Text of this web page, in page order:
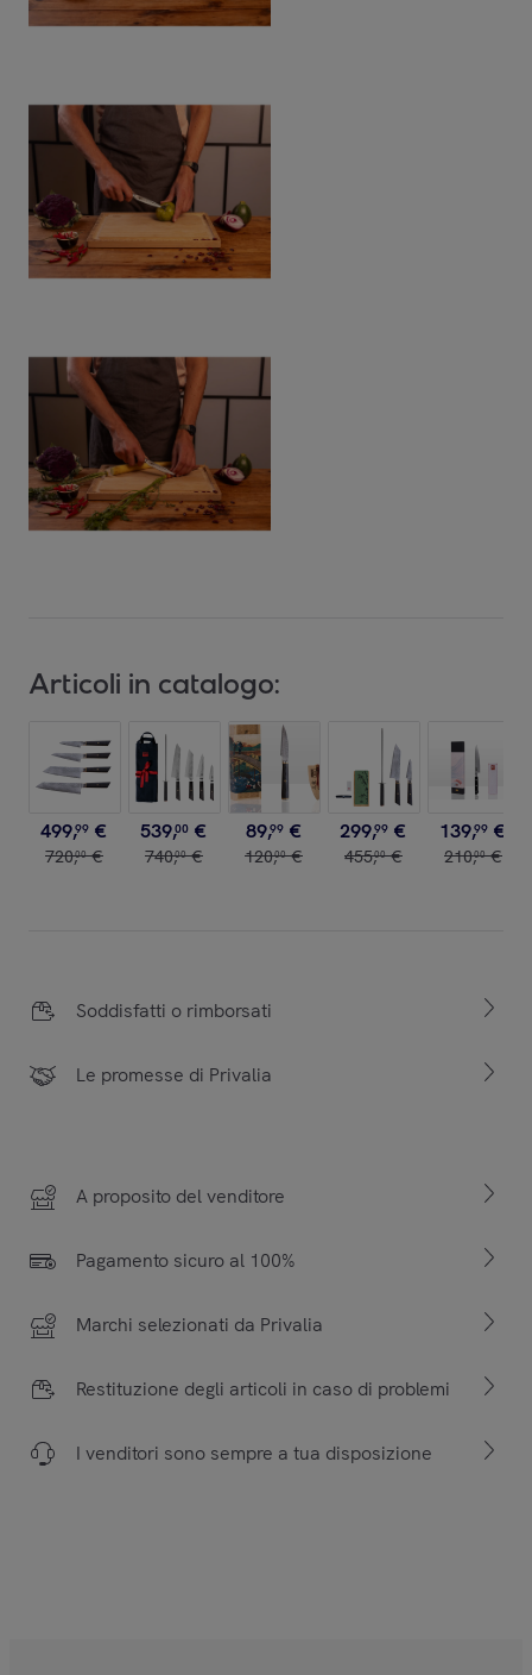
Articoli in catalogo:
499,99 €
720,00 €
539,00 €
740,00 €
89,99 €
120,00 €
299,99 €
455,00 €
139,99 €
210,00 €
Soddisfatti o rimborsati
Le promesse di Privalia
A proposito del venditore
Pagamento sicuro al 100%
Marchi selezionati da Privalia
Restituzione degli articoli in caso di problemi
I venditori sono sempre a tua disposizione